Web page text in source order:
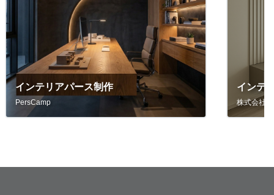
インテリアパース制作
PersCamp
インテ
株式会社